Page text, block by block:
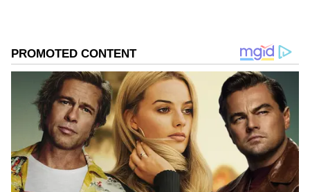
ಅರ್ಜೆಂಟೀನಾಗೆ ಶಾಕ್ ನೀಡಿತ್ತು. ಇದಾದ ಕೆಲವೇ ಕ್ಷಣಗಳಲ್ಲಿ,
ನಿಕೋಲಾಸ್ ಟ್ಯಾಗ್ಲಿಯಾಫಿಕೋ ಅವರನ್ನು ಬಾಕ್ಸ್‌ನಲ್ಲಿ ಫೌಲ್
ಮಾಡಿದ್ದಕ್ಕೆ ಅರ್ಜೆಂಟೀನಾಗೆ ಪೆನಾಲ್ಟಿ ಸಿಕ್ಕಿತು. ಆದರೆ, ಕಿಕ್
ತೆಗೆದುಕೊಂಡ ಮೆಸ್ಸಿ ಎಡವಿದರು. ಈಜಿಪ್ಟ್ ಗೋಲ್‌ಕೀಪರ್
ಮೊಸ್ತಫಾ ಶೊಬೀರ್, ಮೆಸ್ಸಿಯ ಶಾಟ್‌ ಅನ್ನು ತಡೆದರು.
ಇದರೊಂದಿಗೆ, ವಿಶ್ವಕಪ್ ಇತಿಹಾಸದಲ್ಲಿ ಅತಿ ಹೆಚ್ಚು
ಪೆನಾಲ್ಟಿಗಳನ್ನು (ಶೂಟೌಟ್ ಹೊರತುಪಡಿಸಿ) ಮಿಸ್ ಮಾಡಿದ
ಆಟಗಾರ (4) ಎಂಬ ಕೆಟ್ಟ ದಾಖಲೆ ಮೆಸ್ಸಿ ಹೆಸರಿಗೆ ಸೇರಿತು.